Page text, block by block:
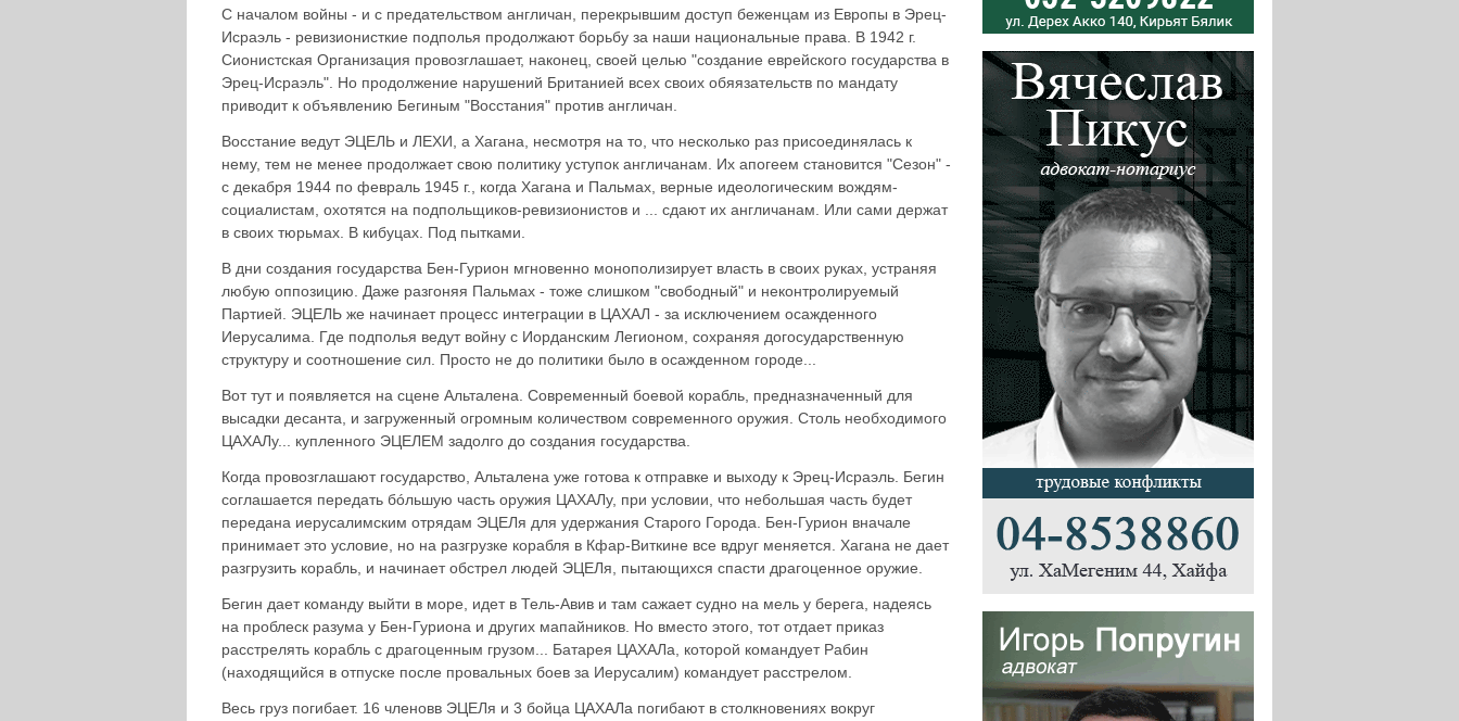
С началом войны - и с предательством англичан, перекрывшим доступ беженцам из Европы в Эрец-
Исраэль - ревизионисткие подполья продолжают борьбу за наши национальные права. В 1942 г.
Сионистская Организация провозглашает, наконец, своей целью "создание еврейского государства в
Эрец-Исраэль". Но продолжение нарушений Британией всех своих обяязательств по мандату
приводит к объявлению Бегиным "Восстания" против англичан.
Восстание ведут ЭЦЕЛЬ и ЛЕХИ, а Хагана, несмотря на то, что несколько раз присоединялась к
нему, тем не менее продолжает свою политику уступок англичанам. Их апогеем становится "Сезон" -
с декабря 1944 по февраль 1945 г., когда Хагана и Пальмах, верные идеологическим вождям-
социалистам, охотятся на подпольщиков-ревизионистов и ... сдают их англичанам. Или сами держат
в своих тюрьмах. В кибуцах. Под пытками.
В дни создания государства Бен-Гурион мгновенно монополизирует власть в своих руках, устраняя
любую оппозицию. Даже разгоняя Пальмах - тоже слишком "свободный" и неконтролируемый
Партией. ЭЦЕЛЬ же начинает процесс интеграции в ЦАХАЛ - за исключением осажденного
Иерусалима. Где подполья ведут войну с Иорданским Легионом, сохраняя догосударственную
структуру и соотношение сил. Просто не до политики было в осажденном городе...
Вот тут и появляется на сцене Альталена. Современный боевой корабль, предназначенный для
высадки десанта, и загруженный огромным количеством современного оружия. Столь необходимого
ЦАХАЛу... купленного ЭЦЕЛЕМ задолго до создания государства.
Когда провозглашают государство, Альталена уже готова к отправке и выходу к Эрец-Исраэль. Бегин
соглашается передать бóльшую часть оружия ЦАХАЛу, при условии, что небольшая часть будет
передана иерусалимским отрядам ЭЦЕЛя для удержания Старого Города. Бен-Гурион вначале
принимает это условие, но на разгрузке корабля в Кфар-Виткине все вдруг меняется. Хагана не дает
разгрузить корабль, и начинает обстрел людей ЭЦЕЛя, пытающихся спасти драгоценное оружие.
Бегин дает команду выйти в море, идет в Тель-Авив и там сажает судно на мель у берега, надеясь
на проблеск разума у Бен-Гуриона и других мапайников. Но вместо этого, тот отдает приказ
расстрелять корабль с драгоценным грузом... Батарея ЦАХАЛа, которой командует Рабин
(находящийся в отпуске после провальных боев за Иерусалим) командует расстрелом.
Весь груз погибает. 16 членовв ЭЦЕЛя и 3 бойца ЦАХАЛа погибают в столкновениях вокруг